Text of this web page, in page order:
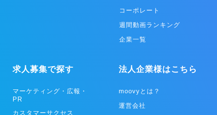
コーポレート
週間動画ランキング
企業一覧
求人募集で探す
マーケティング・広報・
PR
カスタマーサクセス
法人企業様はこちら
moovyとは？
運営会社